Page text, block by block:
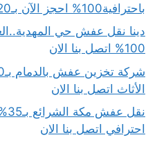
باحترافية100% احجز الآن بـ20%خصم فوري
دينا نقل عفش حي
100% اتصل بنا الان
الأثاث اتصل بنا الان
احترافي اتصل بنا الان